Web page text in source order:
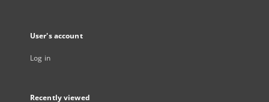
User's account
Log in
Recently viewed